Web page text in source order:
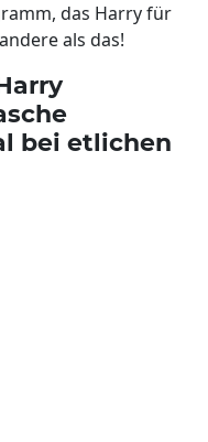
das Harry für
als das!
bei etlichen